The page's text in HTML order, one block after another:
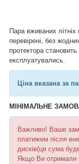
Пара вживаних
перевірені, без
протектора
експлуатувались.
Ціна вказана за
МІНІМАЛЬНЕ
Важливо! Ваше
платижем після
дисків(ця сума
Якщо Ви отримали